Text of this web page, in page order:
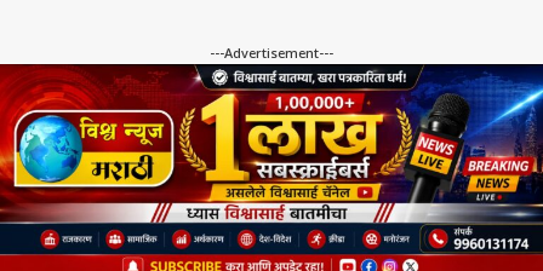
---Advertisement---